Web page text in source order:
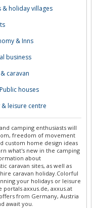
& holiday villages
& Inns
business
caravan
houses
leisure centre
camping enthusiasts will
freedom of movement
custom home design ideas
what's new in the camping
about
caravan sites, as well as
caravan holiday.Colorful
your holidays or leisure
portals axxus.de, axxus.at
from Germany, Austria
await you.